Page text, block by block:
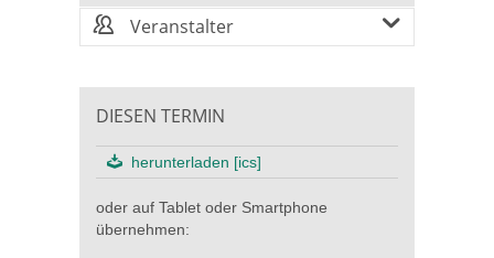
Veranstalter
DIESEN TERMIN
herunterladen [ics]
oder auf Tablet oder Smartphone
übernehmen: